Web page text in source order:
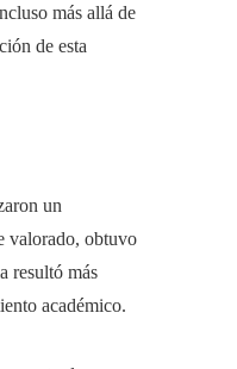
más allá de
de esta
un
valorado, obtuvo
resultó más
académico.